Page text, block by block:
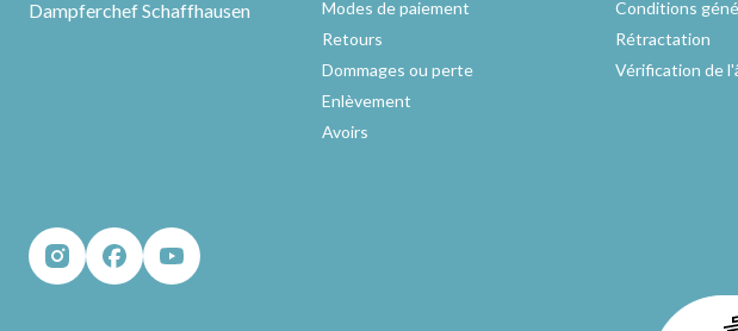
Dampferchef Schaffhausen
Modes de paiement
Retours
Dommages ou perte
Enlèvement
Avoirs
Conditions
Rétractation
Vérification de